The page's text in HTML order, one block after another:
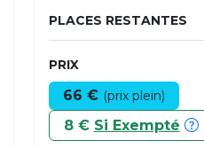
PLACES RESTANTES
PRIX
66 € (prix plein)
8 € Si Exempté